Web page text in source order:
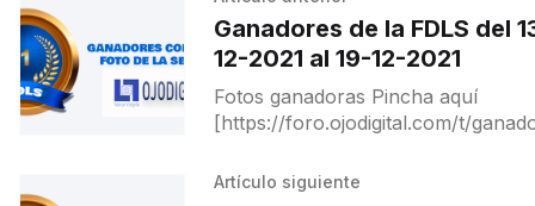
Ganadores de la FDLS del
12-2021 al 19-12-2021
Fotos ganadoras Pincha aquí
[https://foro.ojodigital.com/t/
2021/17811] para ver a ganadores y
destacados.
Artículo siguiente